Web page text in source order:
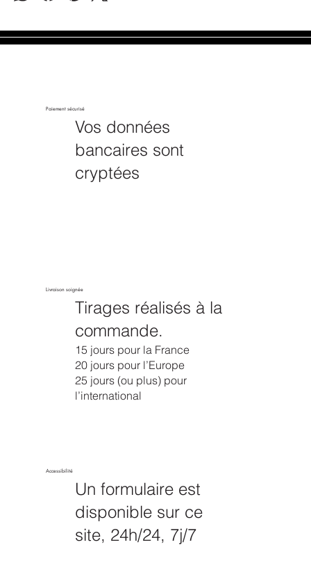
Paiement sécurisé
Vos données
bancaires sont
cryptées
Livraison soignée
Tirages réalisés à la
commande.
15 jours pour la France
20 jours pour l’Europe
25 jours (ou plus) pour
l’international
Accessibilité
Un formulaire est
disponible sur ce
site, 24h/24, 7j/7